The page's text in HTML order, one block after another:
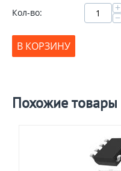
Кол-во:
+
−
В КОРЗИНУ
Похожие товары